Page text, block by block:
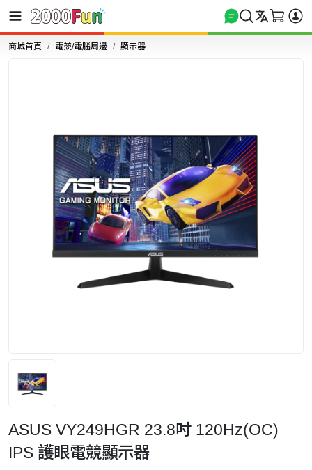
商城首頁 電競/電腦周邊 顯示器
ASUS VY249HGR 23.8吋 120Hz(OC)
IPS 護眼電競顯示器